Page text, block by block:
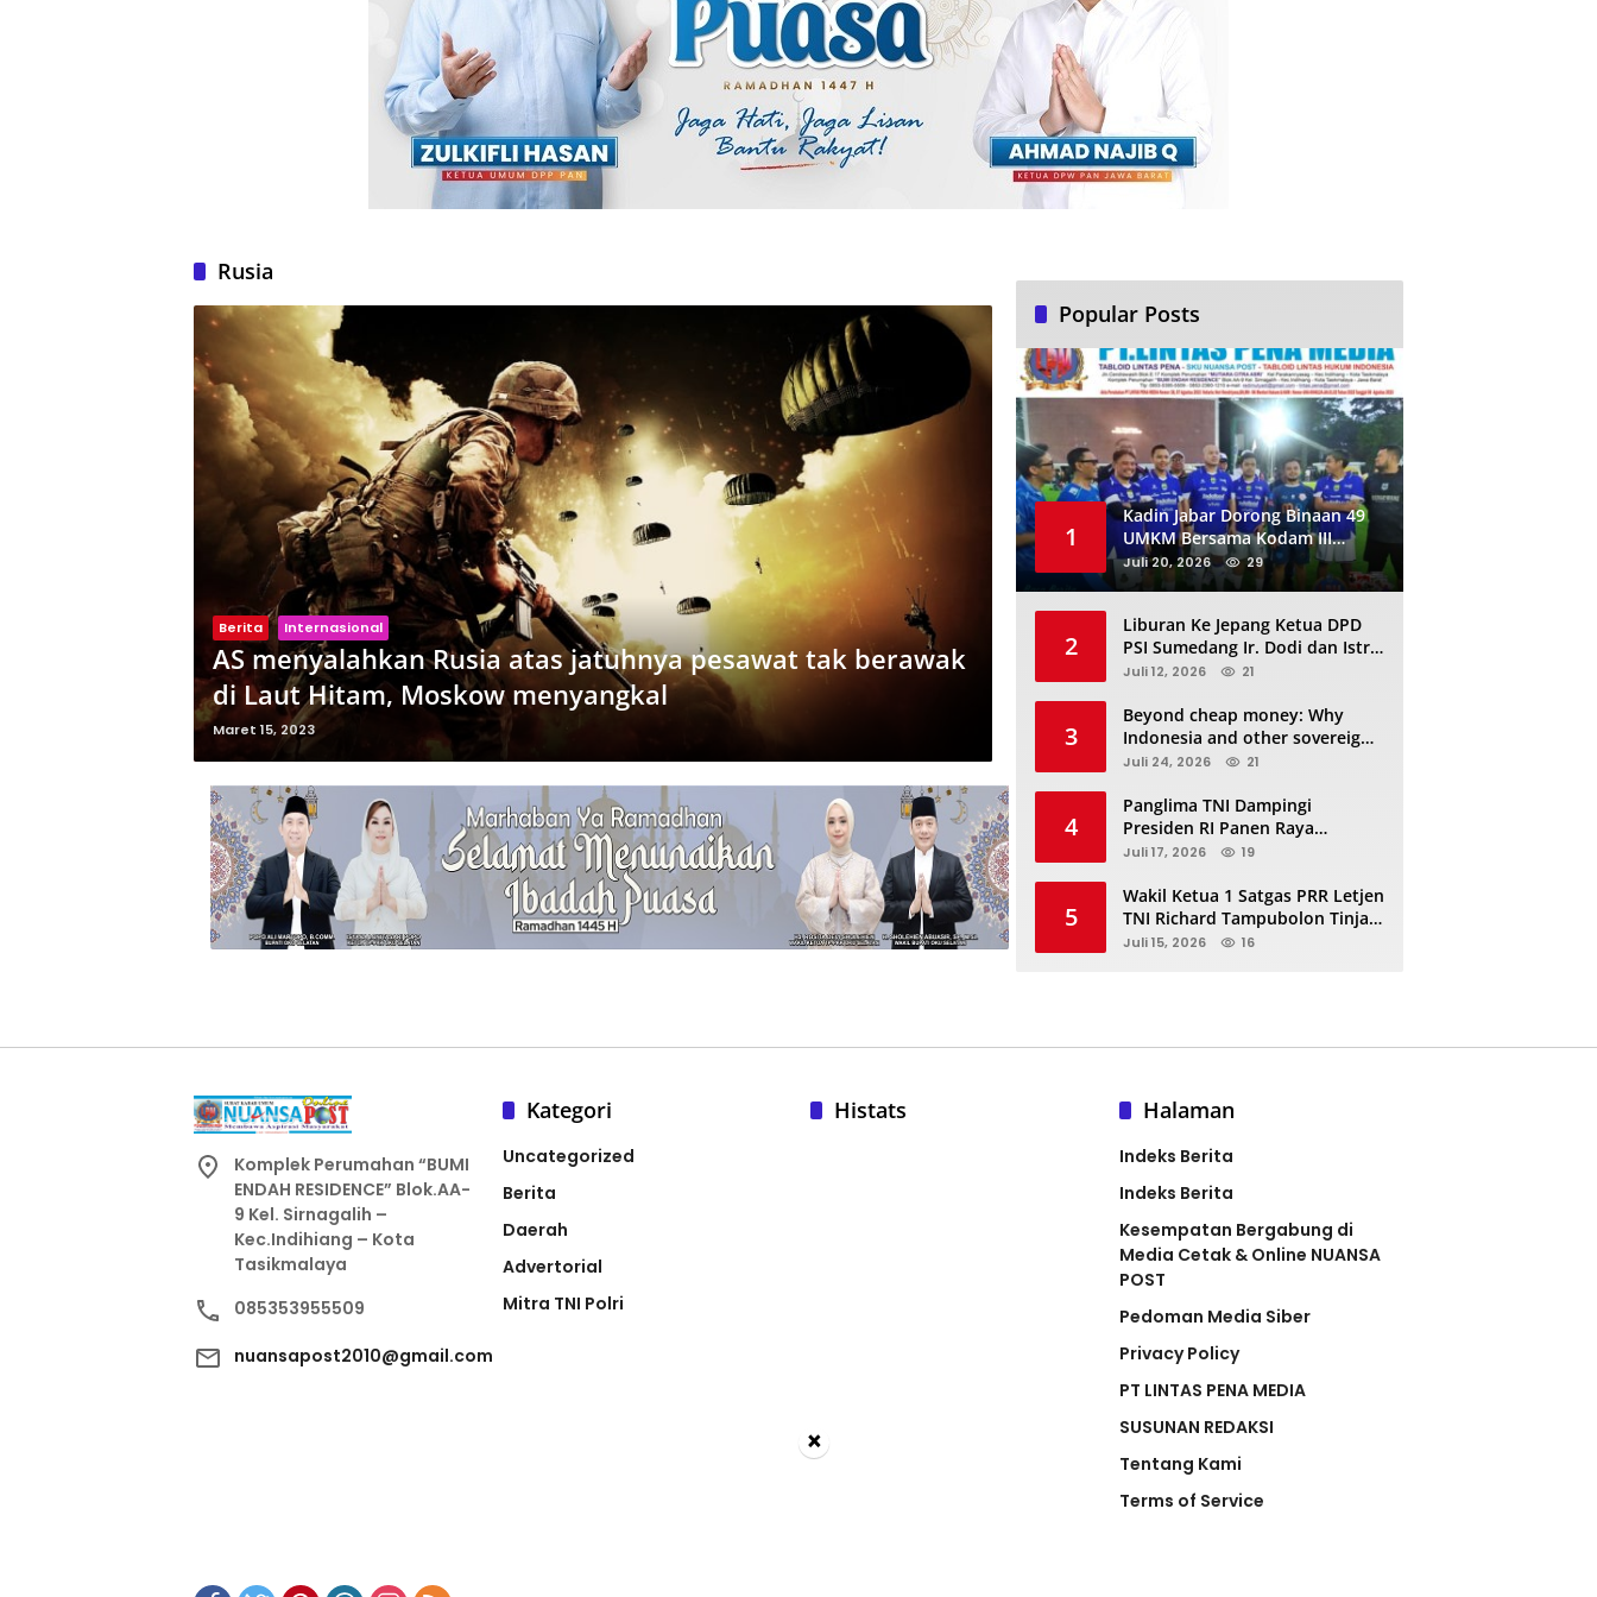
Rusia
Berita Internasional
AS menyalahkan Rusia atas jatuhnya pesawat tak berawak
di Laut Hitam, Moskow menyangkal
Maret 15, 2023
Popular Posts
1
Kadin Jabar Dorong Binaan 49
UMKM Bersama Kodam III
Siliwangi Sambil Nobar Final
Piala Dunia, Akan Ada Investor
Juli 20, 2026 29
2
Liburan Ke Jepang Ketua DPD
PSI Sumedang Ir. Dodi dan Istri
Kibarkan Bendera PSI “Jangan
Juli 12, 2026 21
3
Beyond cheap money: Why
Indonesia and other sovereigns
are turning to panda bonds
Juli 24, 2026 21
4
Panglima TNI Dampingi
Presiden RI Panen Raya
Terpadu TNI, Perkuat
Juli 17, 2026 19
5
Wakil Ketua 1 Satgas PRR Letjen
TNI Richard Tampubolon Tinjau
Padang Sidimpuan dan
Juli 15, 2026 16
Komplek Perumahan “BUMI
ENDAH RESIDENCE” Blok.AA-
9 Kel. Sirnagalih –
Kec.Indihiang – Kota
Tasikmalaya
085353955509
nuansapost2010@gmail.com
Kategori
Uncategorized
Berita
Daerah
Advertorial
Mitra TNI Polri
Histats Halaman
Indeks Berita
Indeks Berita
Kesempatan Bergabung di
Media Cetak & Online NUANSA
POST
Pedoman Media Siber
Privacy Policy
PT LINTAS PENA MEDIA
SUSUNAN REDAKSI
Tentang Kami
Terms of Service
×